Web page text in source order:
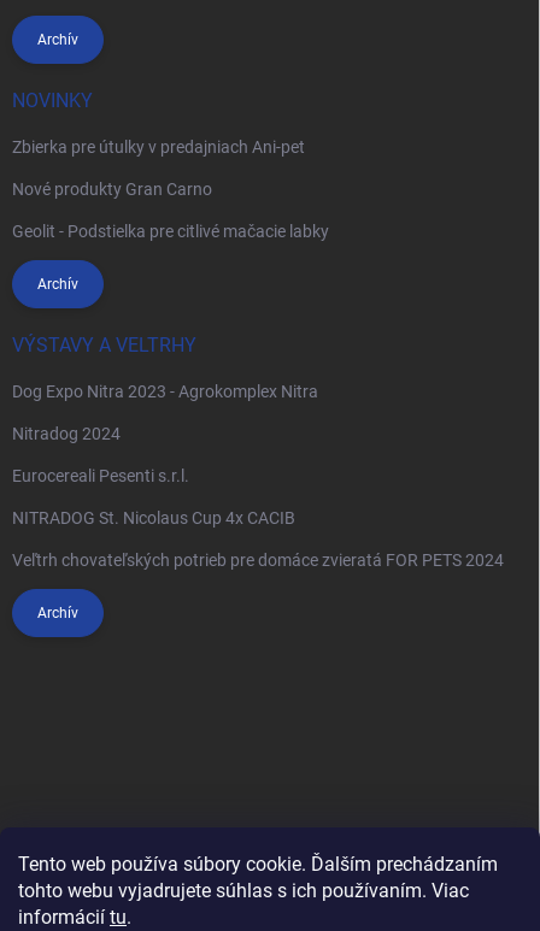
Tento web používa súbory cookie. Ďalším prechádzaním
tohto webu vyjadrujete súhlas s ich používaním. Viac
informácií tu.
Archív
NOVINKY
Zbierka pre útulky v predajniach Ani-pet
Nové produkty Gran Carno
Geolit - Podstielka pre citlivé mačacie labky
Archív
VÝSTAVY A VELTRHY
Dog Expo Nitra 2023 - Agrokomplex Nitra
Nitradog 2024
Eurocereali Pesenti s.r.l.
NITRADOG St. Nicolaus Cup 4x CACIB
Veľtrh chovateľských potrieb pre domáce zvieratá FOR PETS 2024
Archív